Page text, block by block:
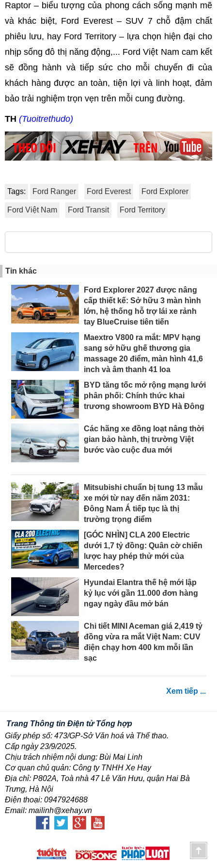
Raptor – biểu tượng của phong cách sống mạnh mẽ
và khác biệt, Ford Everest – SUV 7 chỗ đậm chất
phiêu lưu, hay Ford Territory – lựa chọn hiện đại cho
nhịp sống đô thị năng động,... Ford Việt Nam cam kết
sẽ đồng hành và tiếp sức cho mỗi chuyến đi của
khách hàng được an toàn, tiện lợi và linh hoạt, đảm
bảo trải nghiệm trọn vẹn trên mỗi cung đường.
TH (Tuoitrethudo)
Tags: Ford Ranger Ford Everest Ford Explorer
Ford Việt Nam Ford Transit Ford Territory
Tin khác
Ford Explorer 2027 được nâng
cấp thiết kế: Sở hữu 3 màn hình
lớn, hệ thống hỗ trợ lái xe rảnh
tay BlueCruise tiên tiến
Maextro V800 ra mắt: MPV hạng
sang sở hữu ghế thương gia
massage 20 điểm, màn hình 41,6
inch và âm thanh 41 loa
BYD tăng tốc mở rộng mạng lưới
phân phối: Chính thức khai
trương showroom BYD Hà Đông
Các hãng xe đồng loạt nâng thời
gian bảo hành, thị trường Việt
bước vào cuộc đua mới
Mitsubishi chuẩn bị tung 13 mẫu
xe mới từ nay đến năm 2031:
Đông Nam Á tiếp tục là thị
trường trọng điểm
[GÓC NHÌN] CLA 200 Electric
dưới 1,7 tỷ đồng: Quân cờ chiến
lược hay phép thử mới của
Mercedes?
Hyundai Elantra thế hệ mới lập
kỷ lục với gần 11.000 đơn hàng
ngay ngày đầu mở bán
Chi tiết MINI Aceman giá 2,419 tỷ
đồng vừa ra mắt Việt Nam: CUV
điện chạy hơn 400 km mỗi lần
sạc
Xem tiếp ...
Trang Thông tin Điện tử Tổng hợp
Giấy phép số: 473/GP-Sở Văn hoá và Thể thao.
Cấp ngày 23/9/2025.
Chịu trách nhiệm nội dung: Bùi Mai Linh
Cơ quan chủ quản: Công ty TNHH Xe Hay
Địa chỉ: P802A, Toà nhà 47 Lê Văn Hưu, quận Hai Bà
Trưng, Hà Nội
Điện thoại: 0947924688
Email: mailinh@xehay.vn